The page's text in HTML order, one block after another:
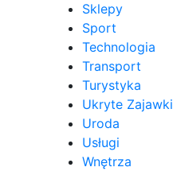
Sklepy
Sport
Technologia
Transport
Turystyka
Ukryte Zajawki
Uroda
Usługi
Wnętrza